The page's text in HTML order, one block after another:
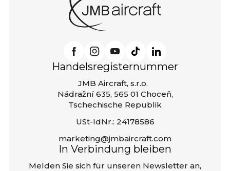
Handelsregisternummer
JMB Aircraft, s.r.o.
Nádražní 635, 565 01 Choceň,
Tschechische Republik
USt-IdNr.: 24178586
marketing@jmbaircraft.com
In Verbindung bleiben
Melden Sie sich für unseren Newsletter an,